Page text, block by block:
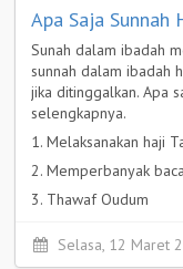
Apa Saja Sunnah
Sunah dalam ibadah
sunnah dalam ibadah
jika ditinggalkan. Apa
selengkapnya.
1. Melaksanakan haji
2. Memperbanyak
3. Thawaf Qudum
5. Mandi Ihram
Selasa, 12 Maret